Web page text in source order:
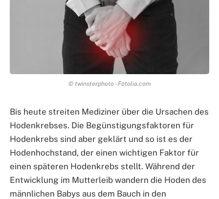
© twinsterphoto - Fotolia.com
Bis heute streiten Mediziner über die Ursachen des
Hodenkrebses. Die Begünstigungsfaktoren für
Hodenkrebs sind aber geklärt und so ist es der
Hodenhochstand, der einen wichtigen Faktor für
einen späteren Hodenkrebs stellt. Während der
Entwicklung im Mutterleib wandern die Hoden des
männlichen Babys aus dem Bauch in den